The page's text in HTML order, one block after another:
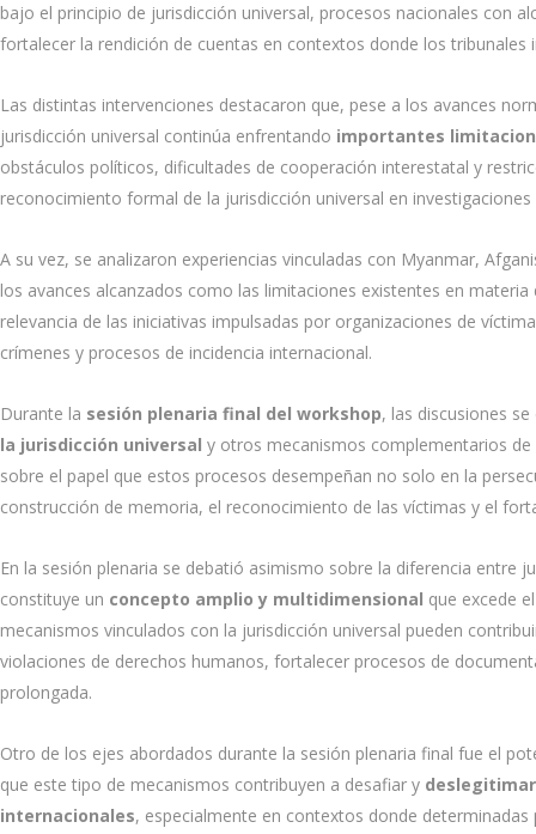
bajo el principio de jurisdicción universal, procesos nacionales con
fortalecer la rendición de cuentas en contextos donde los
Las distintas intervenciones destacaron que, pese a los avances
jurisdicción universal continúa enfrentando importantes
obstáculos políticos, dificultades de cooperación interestatal y
reconocimiento formal de la jurisdicción universal en
A su vez, se analizaron experiencias vinculadas con Myanmar,
los avances alcanzados como las limitaciones existentes en
relevancia de las iniciativas impulsadas por organizaciones de
crímenes y procesos de incidencia internacional.
Durante la sesión plenaria final del workshop, las discusiones
la jurisdicción universal y otros mecanismos complementarios
sobre el papel que estos procesos desempeñan no solo en la
construcción de memoria, el reconocimiento de las víctimas y el
En la sesión plenaria se debatió asimismo sobre la diferencia entre
constituye un concepto amplio y multidimensional que excede
mecanismos vinculados con la jurisdicción universal pueden
violaciones de derechos humanos, fortalecer procesos de
prolongada.
Otro de los ejes abordados durante la sesión plenaria final fue el
que este tipo de mecanismos contribuyen a desafiar y
internacionales, especialmente en contextos donde